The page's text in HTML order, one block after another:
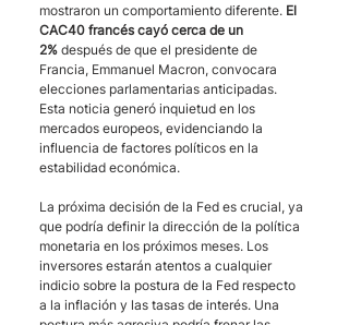
mostraron un comportamiento diferente. El
CAC40 francés cayó cerca de un
2% después de que el presidente de
Francia, Emmanuel Macron, convocara
elecciones parlamentarias anticipadas.
Esta noticia generó inquietud en los
mercados europeos, evidenciando la
influencia de factores políticos en la
estabilidad económica.
La próxima decisión de la Fed es crucial, ya
que podría definir la dirección de la política
monetaria en los próximos meses. Los
inversores estarán atentos a cualquier
indicio sobre la postura de la Fed respecto
a la inflación y las tasas de interés. Una